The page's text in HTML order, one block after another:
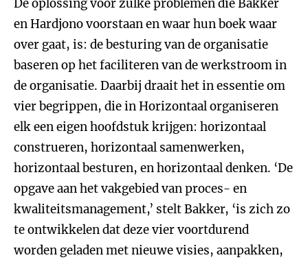
De oplossing voor zulke problemen die Bakker
en Hardjono voorstaan en waar hun boek waar
over gaat, is: de besturing van de organisatie
baseren op het faciliteren van de werkstroom in
de organisatie. Daarbij draait het in essentie om
vier begrippen, die in Horizontaal organiseren
elk een eigen hoofdstuk krijgen: horizontaal
construeren, horizontaal samenwerken,
horizontaal besturen, en horizontaal denken. ‘De
opgave aan het vakgebied van proces- en
kwaliteitsmanagement,’ stelt Bakker, ‘is zich zo
te ontwikkelen dat deze vier voortdurend
worden geladen met nieuwe visies, aanpakken,